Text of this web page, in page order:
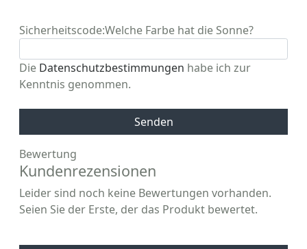
Sicherheitscode:Welche Farbe hat die Sonne?
Die Datenschutzbestimmungen habe ich zur
Kenntnis genommen.
Senden
Bewertung
Kundenrezensionen
Leider sind noch keine Bewertungen vorhanden.
Seien Sie der Erste, der das Produkt bewertet.